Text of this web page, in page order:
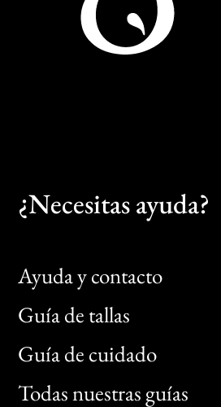
¿Necesitas ayuda?
Ayuda y contacto
Guía de tallas
Guía de cuidado
Todas nuestras guías